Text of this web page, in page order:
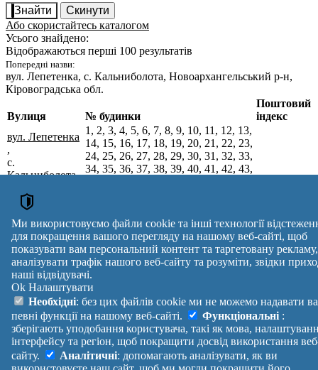
Знайти
Скинути
Або скористайтесь каталогом
Усього знайдено:
Відображаються перші 100 результатів
Попередні назви:
вул. Лепетенка, с. Кальниболота, Новоархангельський р-н,
Кіровоградська обл.
Поштові індекси України. Оновлено : 07-08-2026.
Вулиця № будинки
Поштовий
індекс
вул. Лепетенка
,
с.
Кальниболота,
р-н,
Кіровоградська
обл.
1, 2, 3, 4, 5, 6, 7, 8, 9, 10, 11, 12, 13,
14, 15, 16, 17, 18, 19, 20, 21, 22, 23,
24, 25, 26, 27, 28, 29, 30, 31, 32, 33,
34, 35, 36, 37, 38, 39, 40, 41, 42, 43,
74, 75, 76, 77, 78, 79, 80, 81, 82, 83,
84, 85, 86, 87, 88, 89, 90, 91, 92, 93
Вулиця № будинків
Індекс
reklama
Правила
Допомога
Платні
послуги
Політика
конфіденційності
Маніфест
Про проект
Зворотній
зв'язок
Україна
Увійти|
Вихід
Ми використовуємо файли cookie та інші технології
для покращення вашого перегляду на нашому веб-сайті, щоб
показувати вам персональний контент та таргетовану рекламу,
аналізувати трафік нашого веб-сайту та розуміти, звідки
наші відвідувачі.
Ok Налаштувати
Необхідні: без цих файлів cookie ми не можемо надавати
певні функції на нашому веб-сайті.
Функціональні :
зберігають уподобання користувача, такі як мова,
інтерфейсу та регіон, щоб покращити досвід використання
сайту.
Аналітичні: допомагають аналізувати, як ви